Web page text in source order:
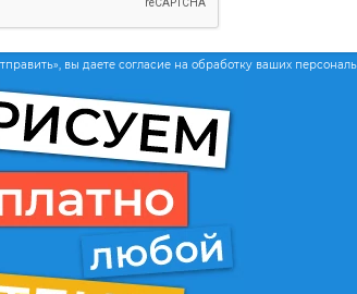
вы даете согласие на обработку ваших